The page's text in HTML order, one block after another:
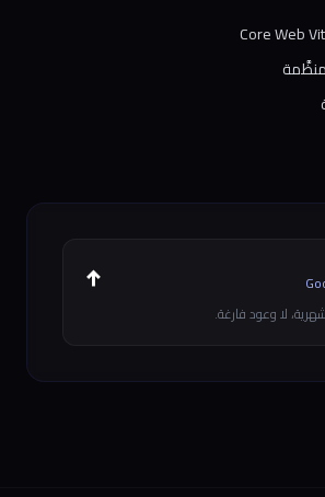
↑
لا وعود فارغة.